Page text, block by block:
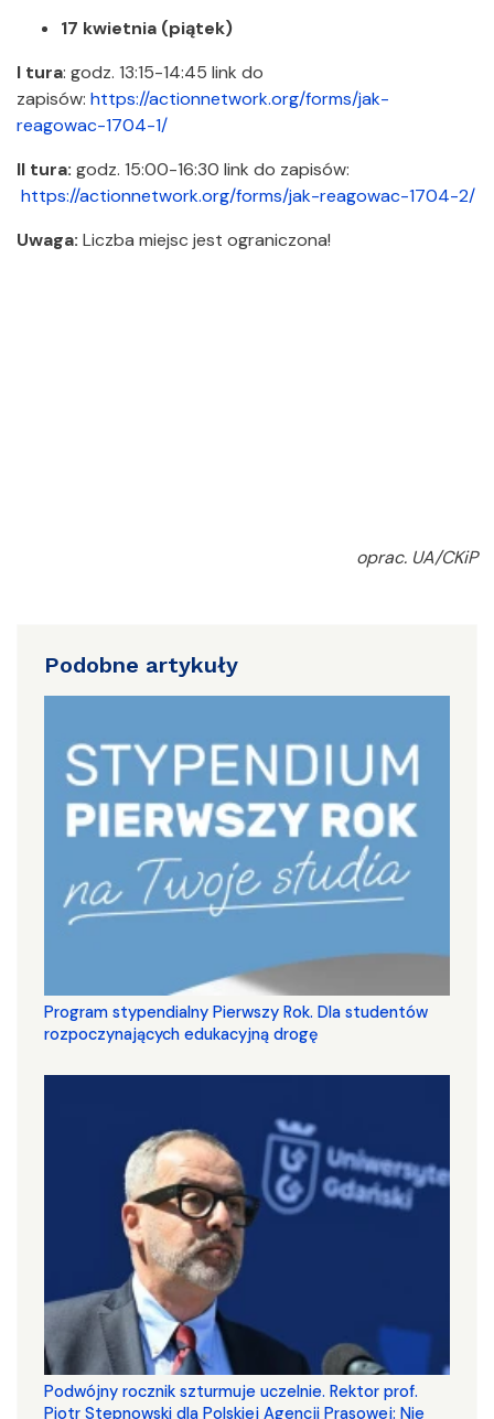
17 kwietnia (piątek)
I tura: godz. 13:15-14:45 link do
zapisów: https://actionnetwork.org/forms/jak-
reagowac-1704-1/
II tura: godz. 15:00-16:30 link do zapisów:
https://actionnetwork.org/forms/jak-reagowac-1704-2/
Uwaga: Liczba miejsc jest ograniczona!
oprac. UA/CKiP
Podobne artykuły
Program stypendialny Pierwszy Rok. Dla studentów
rozpoczynających edukacyjną drogę
Podwójny rocznik szturmuje uczelnie. Rektor prof.
Piotr Stepnowski dla Polskiej Agencji Prasowej: Nie